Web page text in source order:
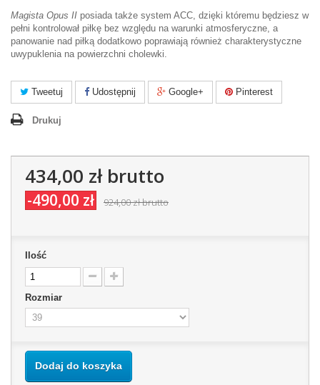
Magista Opus II posiada także system ACC, dzięki któremu będziesz w
pełni kontrolował piłkę bez względu na warunki atmosferyczne, a
panowanie nad piłką dodatkowo poprawiają również charakterystyczne
uwypuklenia na powierzchni cholewki.
Tweetuj Udostępnij Google+ Pinterest
Drukuj
434,00 złbrutto
-490,00 zł 924,00 złbrutto
Ilość
Rozmiar
Dodaj do koszyka